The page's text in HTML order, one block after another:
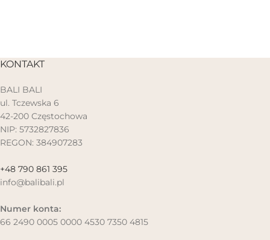
KONTAKT
BALI BALI
ul. Tczewska 6
42-200 Częstochowa
NIP: 5732827836
REGON: 384907283
+48 790 861 395
info@balibali.pl
Numer konta:
66 2490 0005 0000 4530 7350 4815